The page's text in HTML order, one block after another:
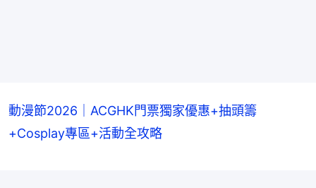
動漫節2026｜ACGHK門票獨家優惠+抽頭籌
+Cosplay專區+活動全攻略